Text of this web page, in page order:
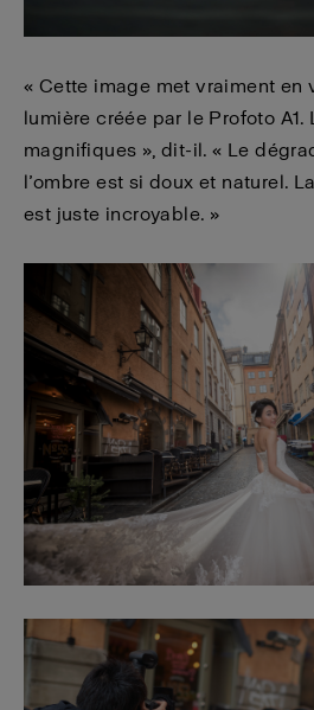
« Cette image met vraiment en
lumière créée par le Profoto A1.
magnifiques », dit-il. « Le
l’ombre est si doux et naturel.
est juste incroyable. »